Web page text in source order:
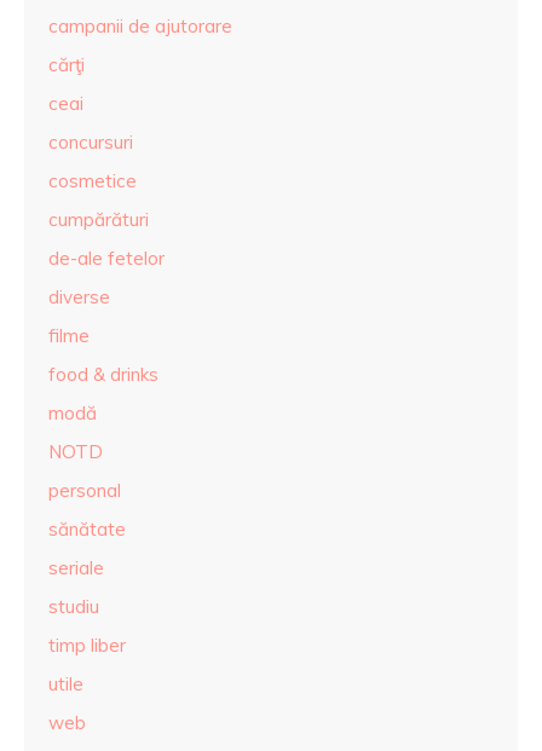
campanii de ajutorare
cărţi
ceai
concursuri
cosmetice
cumpărături
de-ale fetelor
diverse
filme
food & drinks
modă
NOTD
personal
sănătate
seriale
studiu
timp liber
utile
web